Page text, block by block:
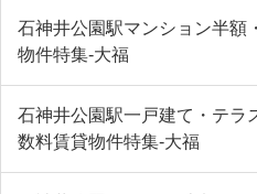
石神井公園駅マンション半額
物件特集-大福
石神井公園駅一戸建て・テラ
数料賃貸物件特集-大福